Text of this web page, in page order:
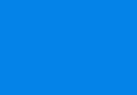
bánh trẻ em 968
₫